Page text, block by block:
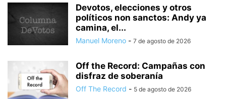
Devotos, elecciones y otros
políticos non sanctos: Andy ya
camina, el...
Manuel Moreno - 7 de agosto de 2026
Off the Record: Campañas con
disfraz de soberanía
Off The Record - 5 de agosto de 2026